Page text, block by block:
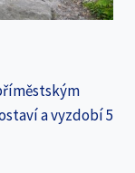
a vyzdobí 5